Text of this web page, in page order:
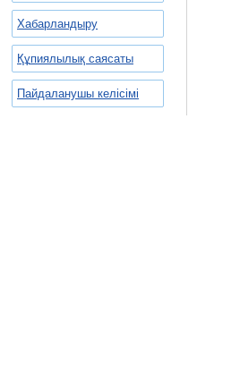
Хабарландыру
Құпиялылық саясаты
Пайдаланушы келісімі